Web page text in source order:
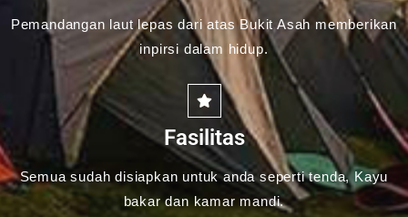
Pemandangan laut lepas dari atas Bukit Asah memberikan
inpirsi dalam hidup.
Fasilitas
Semua sudah disiapkan untuk anda seperti tenda, Kayu
bakar dan kamar mandi.